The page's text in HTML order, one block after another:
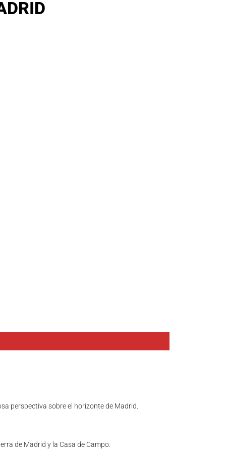
perspectiva sobre el horizonte de Madrid.
de Madrid y la Casa de Campo.